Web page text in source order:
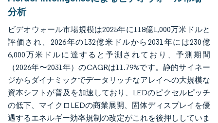
分析
ビデオウォール市場規模は2025年に118億1,000万米ドルと
評価され、2026年の132億米ドルから2031年には230億
6,000万米ドルに達すると予測されており、予測期間
（2026年〜2031年）のCAGRは11.79%です。静的サイネー
ジからダイナミックでデータリッチなアレイへの大規模な
資本シフトが普及を加速しており、LEDのピクセルピッチ
の低下、マイクロLEDの商業展開、固体ディスプレイを優
遇するエネルギー効率規制の改定がこれを後押ししていま